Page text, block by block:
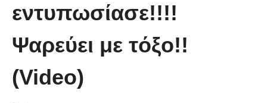
10 από τα πιο ασυνήθιστα
ουρανό
εντυπωσίασε!!!!
Ψαρεύει με τόξο!!
(Video)